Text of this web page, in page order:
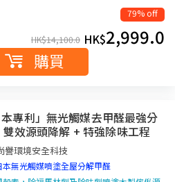
79% off
HK$14,100.0 HK$2,999.0
購買
本專利」無光觸媒去甲醛最強分
效源頭降解 + 特強除味工程
譽環境安全科技
本無光觸媒噴塗全屋分解甲醛